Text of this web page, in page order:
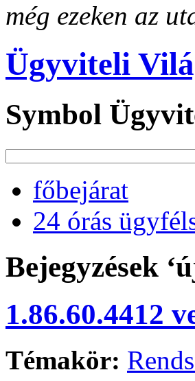
még ezeken az
Ügyviteli
Symbol
főbejárat
24 órás
Bejegyzések
1.86.60.4412
Témakör: